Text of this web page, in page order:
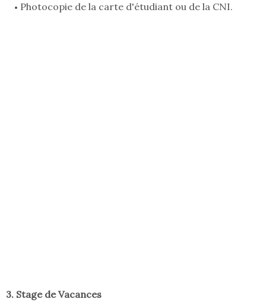
Photocopie de la carte d'étudiant ou de la CNI.
3. Stage de Vacances